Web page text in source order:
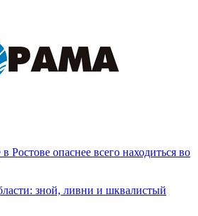
Ростове опаснее всего находиться во
зной, ливни и шквалистый